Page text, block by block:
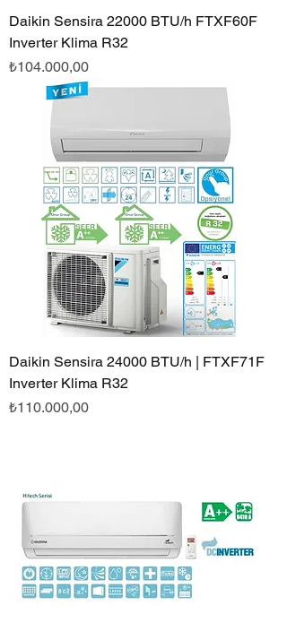
Daikin Sensira 22000 BTU/h FTXF60F
Inverter Klima R32
Fiyat
₺104.000,00
Daikin Sensira 24000 BTU/h | FTXF71F
Inverter Klima R32
Fiyat
₺110.000,00